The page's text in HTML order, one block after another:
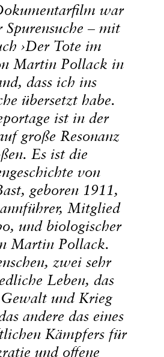
war
Spurensuche – mit
›Der Tote im
Martin Pollack in
dass ich ins
übersetzt habe.
ist in der
große Resonanz
Es ist die
von
geboren 1911,
Mitglied
und biologischer
Martin Pollack.
zwei sehr
Leben, das
und Krieg
andere das eines
Kämpfers für
und offene